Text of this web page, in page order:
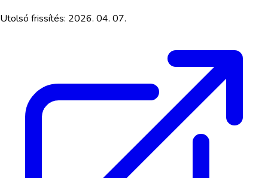
Utolsó frissítés: 2026. 04. 07.